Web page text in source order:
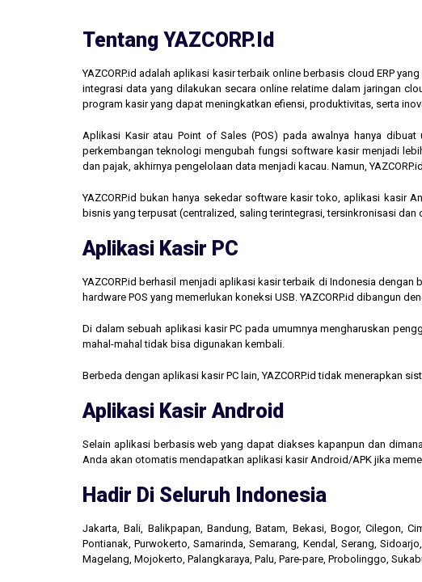
Tentang YAZCORP.id
YAZCORP.id adalah aplikasi kasir terbaik online berbasis cloud ERP
integrasi data yang dilakukan secara online relatime dalam jaringan
program kasir yang dapat meningkatkan efiensi, produktivitas, serta
Aplikasi Kasir atau Point of Sales (POS) pada awalnya hanya
perkembangan teknologi mengubah fungsi software kasir menjadi
dan pajak, akhirnya pengelolaan data menjadi kacau. Namun,
YAZCORP.id bukan hanya sekedar software kasir toko, aplikasi kasir
bisnis yang terpusat (centralized, saling terintegrasi, tersinkronisasi dan
Aplikasi Kasir PC
YAZCORP.id berhasil menjadi aplikasi kasir terbaik di Indonesia
hardware POS yang memerlukan koneksi USB. YAZCORP.id dibangun
Di dalam sebuah aplikasi kasir PC pada umumnya mengharuskan
mahal-mahal tidak bisa digunakan kembali.
Berbeda dengan aplikasi kasir PC lain, YAZCORP.id tidak menerapkan
Aplikasi Kasir Android
Selain aplikasi berbasis web yang dapat diakses kapanpun dan
Anda akan otomatis mendapatkan aplikasi kasir Android/APK jika
Hadir Di Seluruh Indonesia
Jakarta, Bali, Balikpapan, Bandung, Batam, Bekasi, Bogor, Cilegon,
Pontianak, Purwokerto, Samarinda, Semarang, Kendal, Serang,
Magelang, Mojokerto, Palangkaraya, Palu, Pare-pare, Probolinggo,